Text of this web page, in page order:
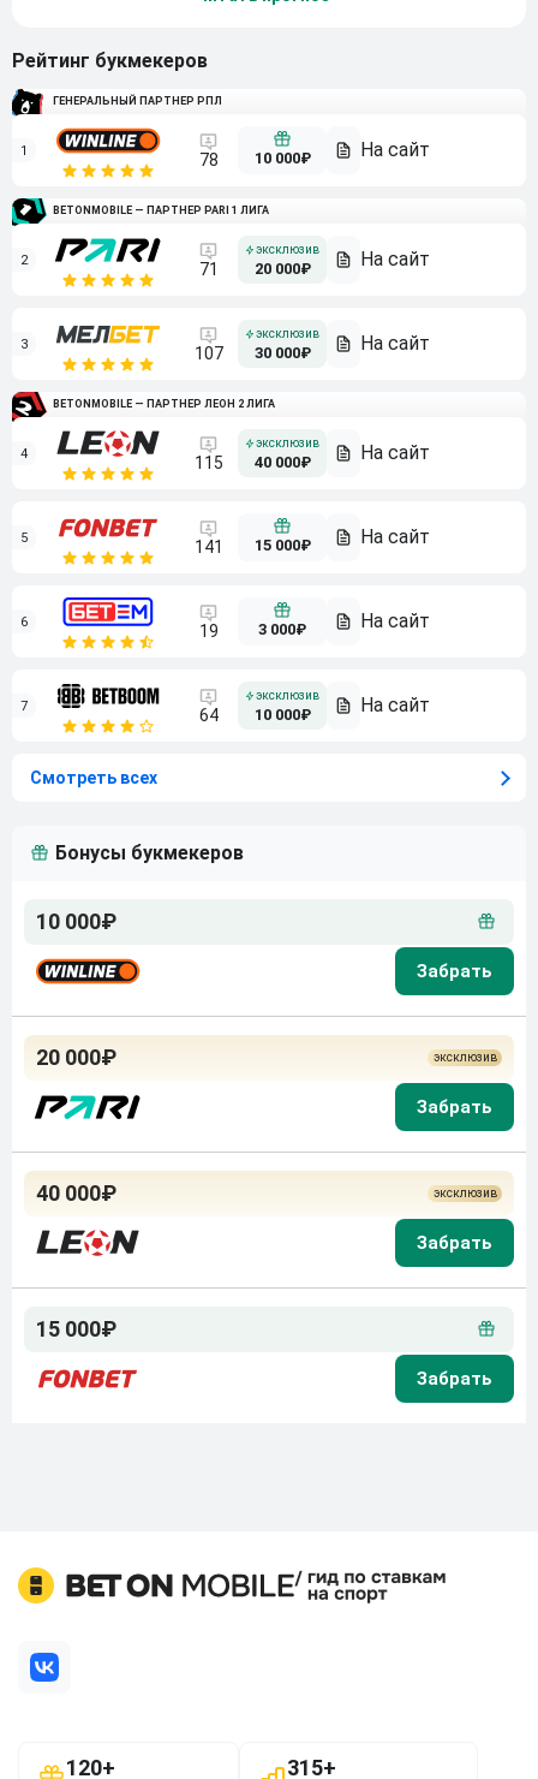
Рейтинг букмекеров
ГЕНЕРАЛЬНЫЙ ПАРТНЕР РПЛ
1 78 10 000₽
BETONMOBILE — ПАРТНЕР PARI 1 ЛИГА
2 71 20 000₽
3 107 30 000₽
BETONMOBILE — ПАРТНЕР ЛЕОН 2 ЛИГА
4 115 40 000₽
5 141 15 000₽
6 19 3 000₽
7 64 10 000₽
Смотреть всех
Бонусы букмекеров
10 000₽
20 000₽
40 000₽
15 000₽